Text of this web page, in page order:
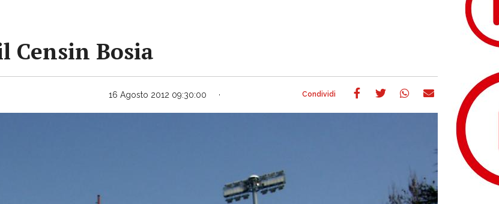
Censin Bosia
16 Agosto 2012 09:30:00